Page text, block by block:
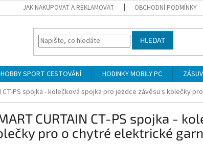
JAK NAKUPOVAT A REKLAMOVAT OBCHODNÍ PODMÍNKY
HLEDAT
HOBBY SPORT CESTOVÁNÍ HODINKY MOBILY PC
CT-PS spojka - kolečková spojka pro jezdce závěsu s kolečky
CURTAIN CT-PS spojka -
pro o chytré elektrické